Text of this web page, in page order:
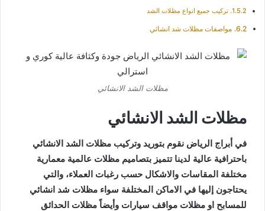
تركيب جميع انواع مظلات الشد
مواصفات مظلات شد انشائي
مظلات الشد الانشائي
مظلات الشد الانشائي
في أبراج الرياض نقوم بتوريد وتركيب مظلات الشد الانشائي
باحترافية عالية لدينا تتميز بتصاميم مظلات عالمية معمارية
مختلفة المقاسات والاشكال حسب رغبات العملاء، والتي
يحتاجون إليها في الاماكن المختلفة سواء مظلات شد انشائي
للمسابح او مظلات مواقف سيارات وأيضاً مظلات الحدائق